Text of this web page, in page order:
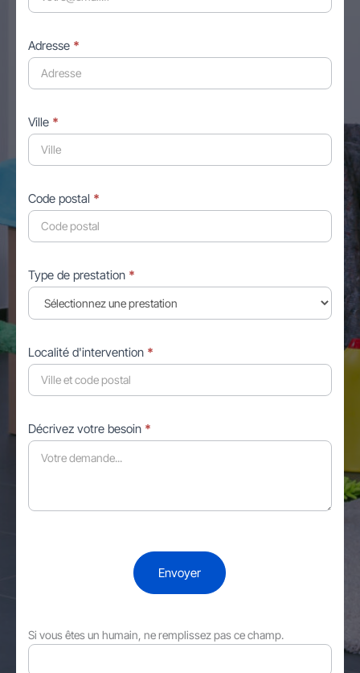
Adresse *
Ville *
Code postal *
Type de prestation *
Localité d'intervention *
Décrivez votre besoin *
Envoyer
Si vous êtes un humain, ne remplissez pas ce champ.